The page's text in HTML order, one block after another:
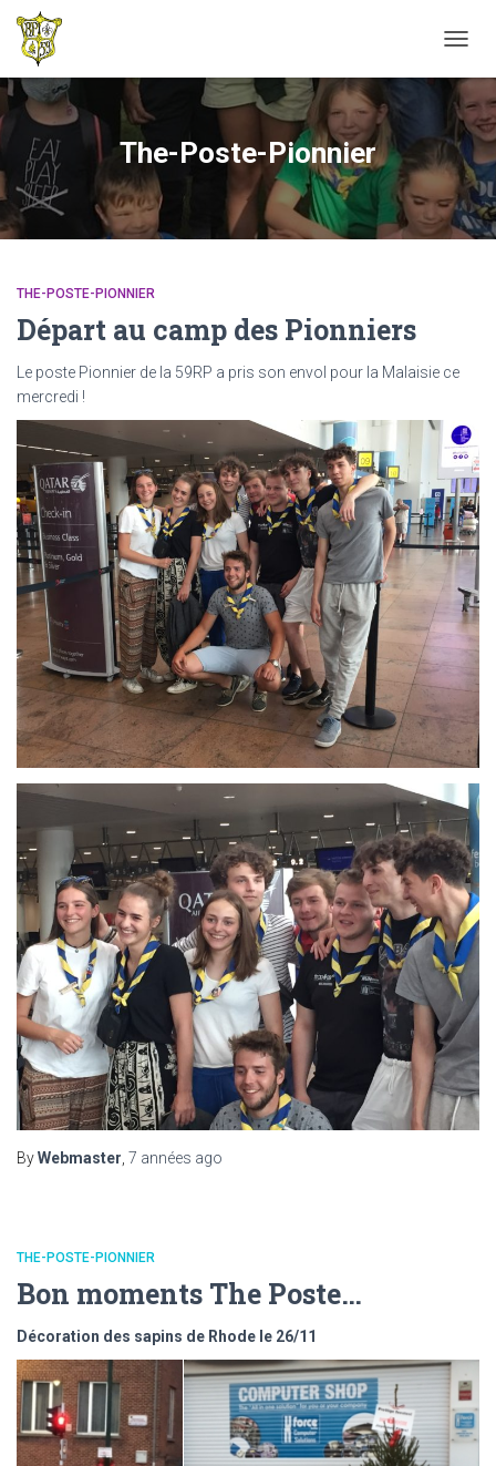
The-Poste-Pionnier
THE-POSTE-PIONNIER
Départ au camp des Pionniers
Le poste Pionnier de la 59RP a pris son envol pour la Malaisie ce
mercredi !
ByWebmaster 7 années ago
THE-POSTE-PIONNIER
Bon moments The Poste…
Décoration des sapins de Rhode le 26/11